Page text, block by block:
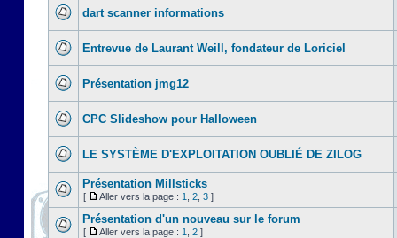
dart scanner informations
Entrevue de Laurant Weill, fondateur de Loriciel
Présentation jmg12
CPC Slideshow pour Halloween
LE SYSTÈME D'EXPLOITATION OUBLIÉ DE ZILOG
Présentation Millsticks
[ Aller vers la page : 1 2 3 ]
Présentation d'un nouveau sur le forum
[ Aller vers la page : 1 2 ]